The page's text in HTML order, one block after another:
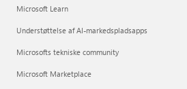
Microsoft Learn
Understøttelse af AI-markedspladsapps
Microsofts tekniske community
Microsoft Marketplace